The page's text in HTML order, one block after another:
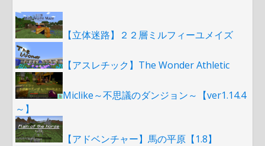
【立体迷路】２２層ミルフィーユメイズ
【アスレチック】The Wonder Athletic
Miclike～不思議のダンジョン～【ver1.14.4
～】
【アドベンチャー】馬の平原【1.8】